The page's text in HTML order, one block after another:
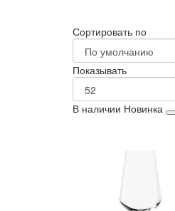
Сортировать по
Показывать
В наличии Новинка